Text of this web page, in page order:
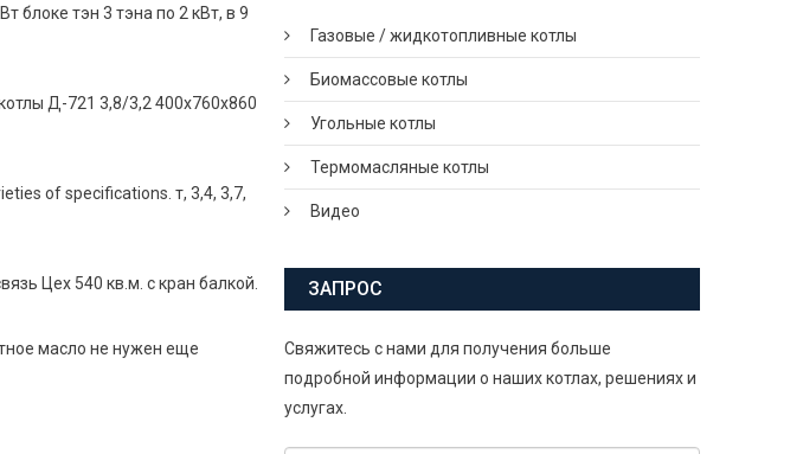
блоке тэн 3 тэна по 2 кВт, в 9
Д-721 3,8/3,2 400х760х860
of specifications. т, 3,4, 3,7,
Цех 540 кв.м. с кран балкой.
масло не нужен еще
Газовые / жидкотопливные котлы
Биомассовые котлы
Угольные котлы
Термомасляные котлы
Видео
ЗАПРОС
Свяжитесь с нами для получения больше
подробной информации о наших котлах, решениях и
услугах.